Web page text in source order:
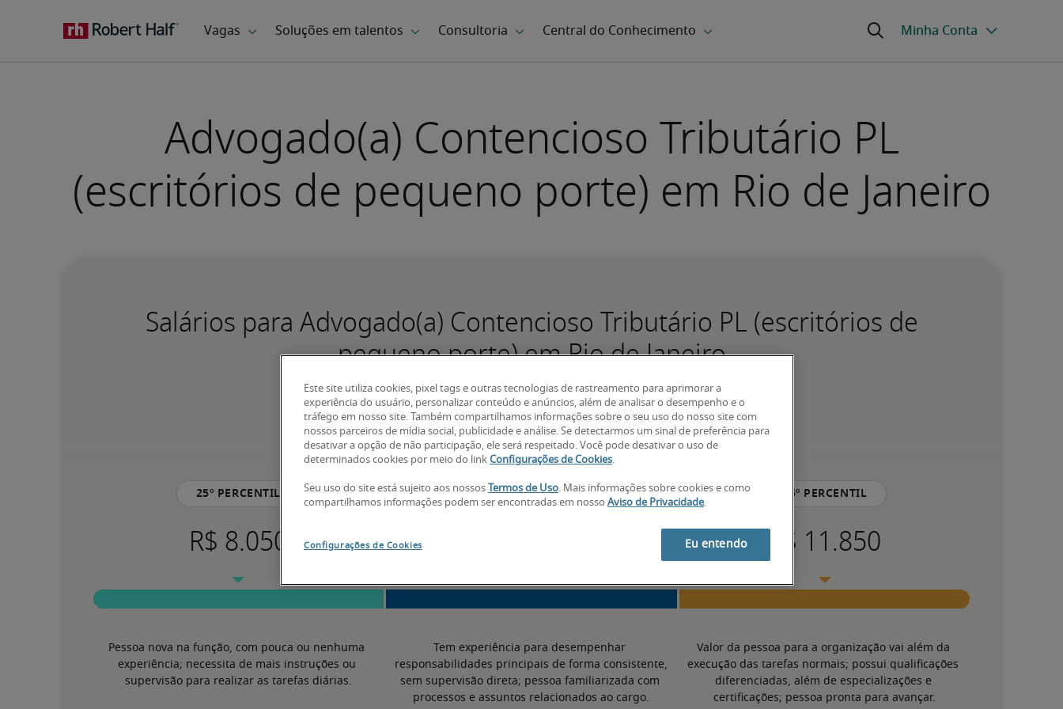
Advogado(a) Contencioso Tributário PL
(escritórios de pequeno porte) em Rio de Janeiro
Salários para Advogado(a) Contencioso Tributário PL (escritórios de
pequeno porte) em Rio de Janeiro
-
25º percentil
Pessoa nova na função, com pouca ou nenhuma
experiência; necessita de mais instruções ou
supervisão para realizar as tarefas diárias.
50º percentil
Tem experiência para desempenhar
responsabilidades principais de forma consistente,
sem supervisão direta; pessoa familiarizada com
processos e assuntos relacionados ao cargo.
75º percentil
Valor da pessoa para a organização vai além da
execução das tarefas normais; possui qualificações
diferenciadas, além de especializações e
certificações; pessoa pronta para avançar.
Este site utiliza cookies, pixel tags e outras tecnologias de rastreamento para aprimorar a
experiência do usuário, personalizar conteúdo e anúncios, além de analisar o desempenho e o
tráfego em nosso site. Também compartilhamos informações sobre o seu uso do nosso site com
nossos parceiros de mídia social, publicidade e análise. Se detectarmos um sinal de preferência para
desativar a opção de não participação, ele será respeitado. Você pode desativar o uso de
determinados cookies por meio do link Configurações de Cookies.
Seu uso do site está sujeito aos nossos Termos de Uso. Mais informações sobre cookies e como
compartilhamos informações podem ser encontradas em nosso Aviso de Privacidade.
Configurações de Cookies Eu entendo